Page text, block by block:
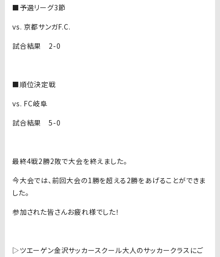
■予選リーグ3節
vs. 京都サンガF.C.
試合結果 2-0
■順位決定戦
vs. FC岐阜
試合結果 5-0
最終4戦2勝2敗で大会を終えました。
今大会では、前回大会の1勝を超える2勝をあげることができま
した。
参加された皆さんお疲れ様でした！
▷ツエーゲン金沢サッカースクール大人のサッカークラスにご